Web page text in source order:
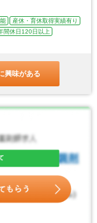
産休・育休取得実績有り
間休日120日以上
興味がある